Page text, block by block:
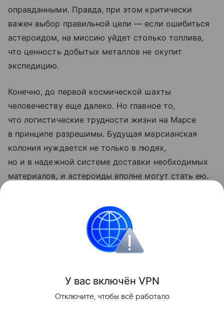
оправданными. Правда, при этом критически
важен выбор правильной цели — если ошибиться
астероидом, на миссию уйдет столько топлива,
что ценность добытых металлов не окупит
экспедицию.
Конечно, до первой космической шахты
человечеству еще далеко. Но главное то,
что логистические трудности жизни на Марсе
в принципе разрешимы. Будущая марсианская
колония нуждается не только в людях,
но и в надежной системе доставки необходимых
материалов, и астероиды вполне могут стать ею.
высадки на Марс рядом с источником воды.
Поделиться
У вас включён VPN
Отключите, чтобы всё работало